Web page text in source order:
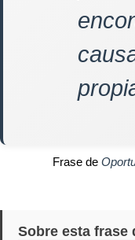
Frase de
Sobre esta frase